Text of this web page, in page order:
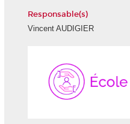
Responsable(s)
Vincent AUDIGIER